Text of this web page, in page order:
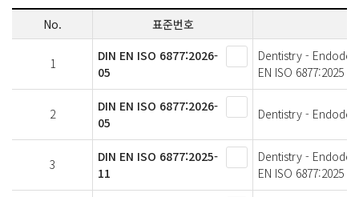
No. 표준번호
1
DIN EN ISO 6877:2026-
05
Dentistry -
EN ISO 6877:2025
2
DIN EN ISO 6877:2026-
05
Dentistry -
3
DIN EN ISO 6877:2025-
11
Dentistry -
EN ISO 6877:2025